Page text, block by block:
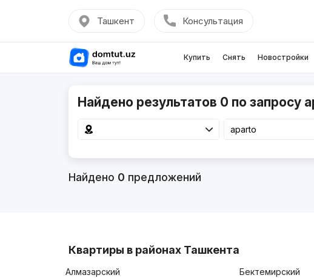
Ташкент Консультация
Купить Снять Новостройки
Найдено результатов 0 по запросу
Найдено 0 предложений
Квартиры в районах Ташкента
Алмазарский Бектемирский